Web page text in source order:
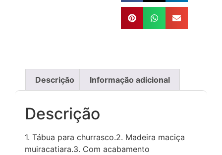
Descrição Informação adicional
Descrição
1. Tábua para churrasco.2. Madeira maciça
muiracatiara.3. Com acabamento